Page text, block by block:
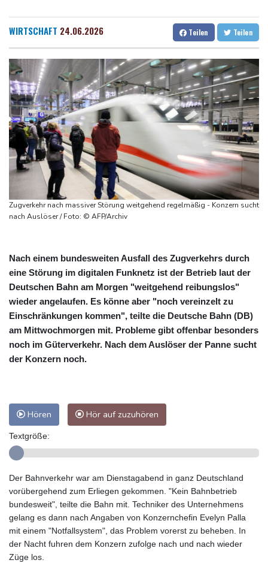
Salzburg
26 °C
Baden-Baden
24 °C
KI vorschlagen
Norwegens Fußball-Verband fordert Infantinos Rücktritt
Verurteilte Linksextremistin: Bundesgerichtshof bestätigt
Beugehaft für Lina E.
Verweigerter Dopingtest: NADA will Vierjahressperre für Ansah
Medien: Türkischer Präsident Erdogan zu Dreiergipfel in Saudi-
Arabien eingetroffen
Deutsche Industrieproduktion zeigt sich widerstandsfähig -
Rekordstand bei Exporten
Weniger Falschgeld im ersten Halbjahr im Umlauf
WIRTSCHAFT 24.06.2026 Teilen Teilen
Zugverkehr nach massiver Störung weitgehend regelmäßig - Konzern sucht
nach Auslöser / Foto: © AFP/Archiv
Nach einem bundesweiten Ausfall des Zugverkehrs durch
eine Störung im digitalen Funknetz ist der Betrieb laut der
Deutschen Bahn am Morgen "weitgehend reibungslos"
wieder angelaufen. Es könne aber "noch vereinzelt zu
Einschränkungen kommen", teilte die Deutsche Bahn (DB)
am Mittwochmorgen mit. Probleme gibt offenbar besonders
noch im Güterverkehr. Nach dem Auslöser der Panne sucht
der Konzern noch.
Hören Hör auf zuzuhören
Textgröße:
Der Bahnverkehr war am Dienstagabend in ganz Deutschland
vorübergehend zum Erliegen gekommen. "Kein Bahnbetrieb
bundesweit", teilte die Bahn mit. Techniker des Unternehmens
gelang es dann nach Angaben von Konzernchefin Evelyn Palla
mit einem "Notfallsystem", das Problem vorerst zu beheben. In
der Nacht fuhren dem Konzern zufolge nach und nach wieder
Züge los.